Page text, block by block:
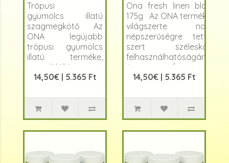
Trópusi
gyümölcs illatú
szagmegkötő Az
ONA legújabb
trópusi gyümölcs
illatú terméke,
egyedülállóan
hatékony formulát
nagyon kellemes
illattal. ..
14,50€ | 5.365 Ft
Ona fresh linen block
175g Az ONA termékek
világszerte nagy
népszerűségre tettek
szert széleskörű
felhasználhatóságának
és professzionális
minőségüknek és ..
14,50€ | 5.365 Ft